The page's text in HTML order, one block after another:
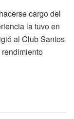
cargo del
la tuvo en
al Club Santos